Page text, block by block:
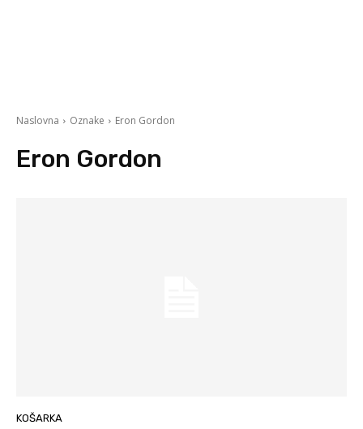
Naslovna Oznake Eron Gordon
Eron Gordon
KOŠARKA